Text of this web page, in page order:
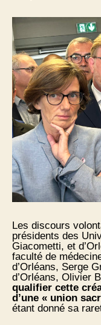
Les discours
présidents des
Giacometti, et
faculté de
d’Orléans, Serge
d’Orléans, Olivier
qualifier cette
d’une « union
étant donné sa